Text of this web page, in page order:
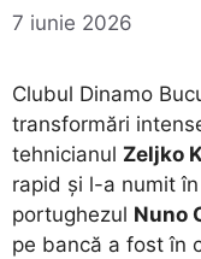
7 iunie 2026
​Clubul Dinamo
transformări
tehnicianul Zeljko
rapid și l-a numit
portughezul Nuno
pe bancă a fost în